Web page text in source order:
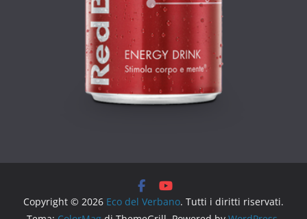
Copyright © 2026 Eco del Verbano. Tutti i diritti riservati.